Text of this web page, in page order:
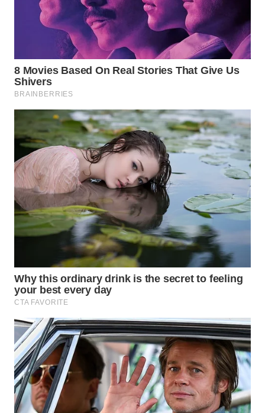
WAHANA
NEWS
WAHANA
TANI
WAHANA
ADVOKAT
WAHANA
INFRASTRUKTUR
KONSUMEN
WAHANA
WAHANA
TRAVEL
WAHANA
TV